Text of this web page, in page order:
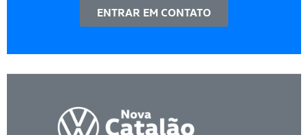
ENTRAR EM CONTATO